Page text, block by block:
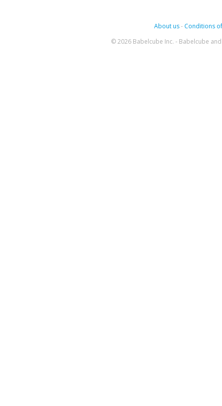
About us- Conditions
© 2026 Babelcube Inc. - Babelcube